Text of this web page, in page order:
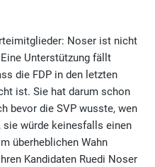
Noser ist nicht
Unterstützung fällt
die FDP in den letzten
ist. Sie hat darum schon
bevor die SVP wusste, wen
würde keinesfalls einen
überheblichen Wahn
Kandidaten Ruedi Noser